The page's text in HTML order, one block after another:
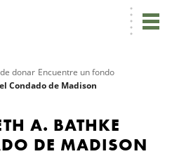
donar Encuentre un fondo
Condado de Madison
A. BATHKE
DE MADISON